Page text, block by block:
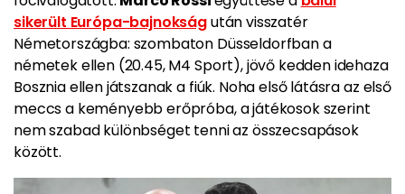
sikerült Európa-bajnokságután visszatér
Németországba: szombaton Düsseldorfban a
németek ellen (20.45, M4 Sport), jövő kedden idehaza
Bosznia ellen játszanak a fiúk. Noha első látásra az első
meccs a keményebb erőpróba, a játékosok szerint
nem szabad különbséget tenni az összecsapások
között.